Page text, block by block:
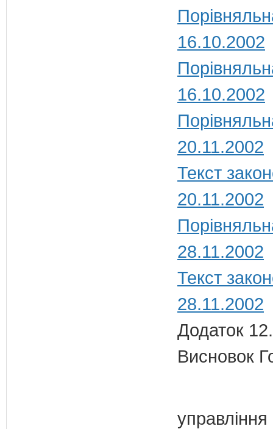
16.10.2002
16.10.2002
20.11.2002
Текст
20.11.2002
28.11.2002
Текст
28.11.2002
Додаток
Висновок